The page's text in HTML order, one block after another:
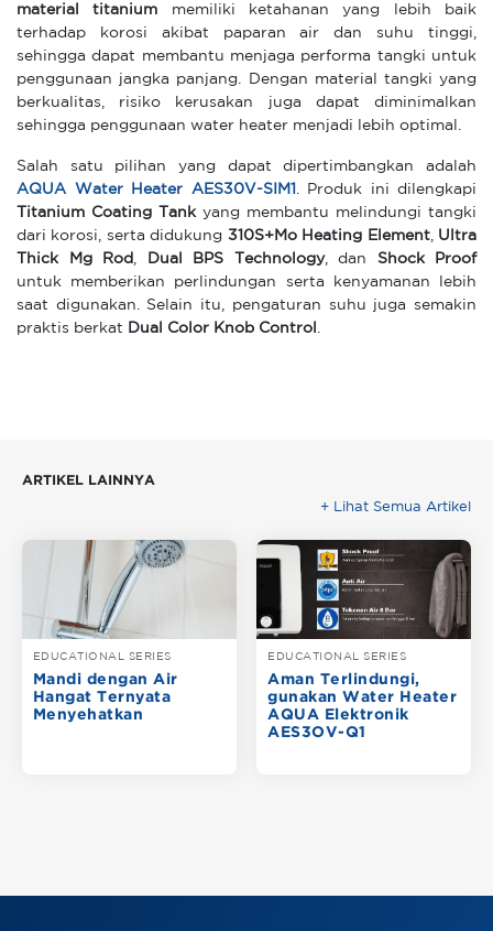
material titanium memiliki ketahanan yang lebih baik
terhadap korosi akibat paparan air dan suhu tinggi,
sehingga dapat membantu menjaga performa tangki untuk
penggunaan jangka panjang. Dengan material tangki yang
berkualitas, risiko kerusakan juga dapat diminimalkan
sehingga penggunaan water heater menjadi lebih optimal.
Salah satu pilihan yang dapat dipertimbangkan adalah
AQUA Water Heater AES30V-SIM1
. Produk ini dilengkapi
Titanium Coating Tankyang membantu melindungi tangki
dari korosi, serta didukung 310S+Mo Heating Element, Ultra
Thick Mg Rod
Dual BPS Technology, dan Shock Proof
untuk memberikan perlindungan serta kenyamanan lebih
saat digunakan. Selain itu, pengaturan suhu juga semakin
praktis berkat
Dual Color Knob Control
ARTIKEL LAINNYA
+ Lihat Semua Artikel
EDUCATIONAL SERIES
Mandi dengan Air
Hangat Ternyata
Menyehatkan
EDUCATIONAL SERIES
Aman Terlindungi,
gunakan Water Heater
AQUA Elektronik
AES3OV-Q1